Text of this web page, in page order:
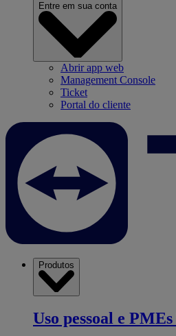
Entre em sua conta
Abrir app web
Management Console
Ticket
Portal do cliente
Produtos
Uso pessoal e PMEs